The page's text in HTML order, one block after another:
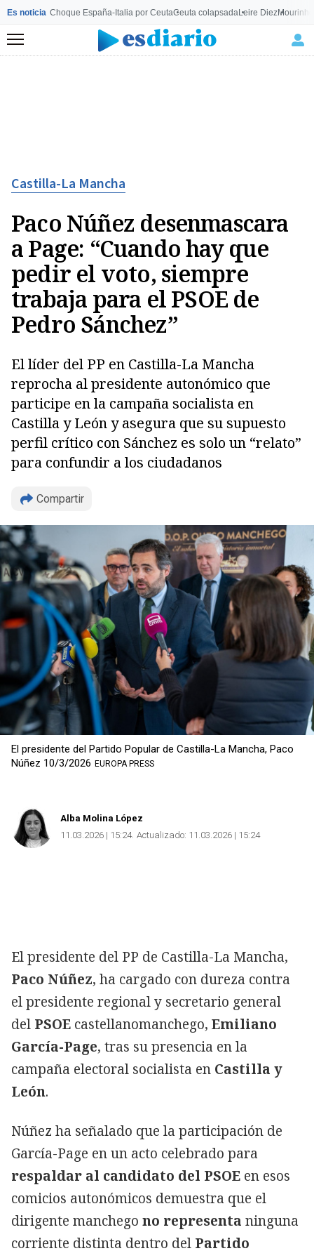
Es noticia Choque España-Italia por CeutaCeuta colapsadaLeire Diez
Menú
Castilla-La Mancha
Paco Núñez desenmascara
a Page: “Cuando hay que
pedir el voto, siempre
trabaja para el PSOE de
Pedro Sánchez”
El líder del PP en Castilla-La Mancha
reprocha al presidente autonómico que
participe en la campaña socialista en
Castilla y León y asegura que su supuesto
perfil crítico con Sánchez es solo un “relato”
para confundir a los ciudadanos
Compartir
El presidente del Partido Popular de Castilla-La Mancha, Paco
Núñez 10/3/2026 EUROPA PRESS
Alba Molina López
11.03.2026 | 15:24 Actualizado: 11.03.2026 | 15:24
El presidente del PP de Castilla-La Mancha,
Paco Núñez, ha cargado con dureza contra
el presidente regional y secretario general
del PSOE castellanomanchego, Emiliano
García-Page, tras su presencia en la
campaña electoral socialista en Castilla y
León.
Núñez ha señalado que la participación de
García-Page en un acto celebrado para
respaldar al candidato del PSOE en esos
comicios autonómicos demuestra que el
dirigente manchego no representa ninguna
corriente distinta dentro del Partido